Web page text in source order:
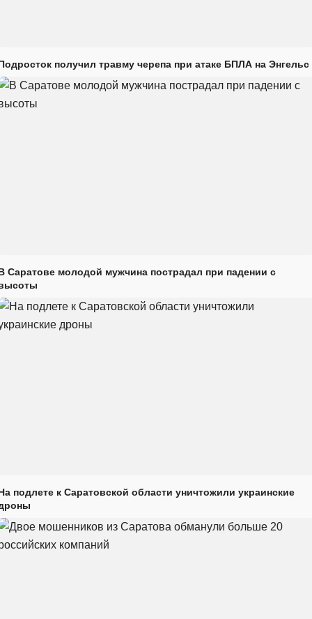
получил травму черепа при атаке БПЛА на Энгельс
Саратове молодой мужчина пострадал при падении с
подлете к Саратовской области уничтожили украинские